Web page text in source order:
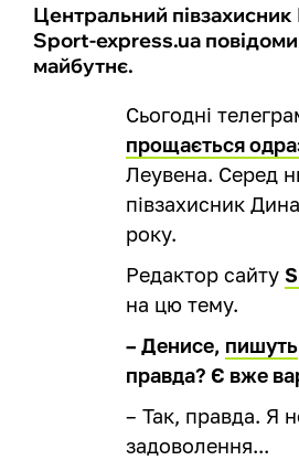
Центральний
Sport-express.ua
майбутнє.
Сьогодні
прощається
Леувена. Серед
півзахисник
року.
Редактор сайту
на цю тему.
– Денисе, пишуть
правда? Є вже
– Так, правда. Я
задоволення...